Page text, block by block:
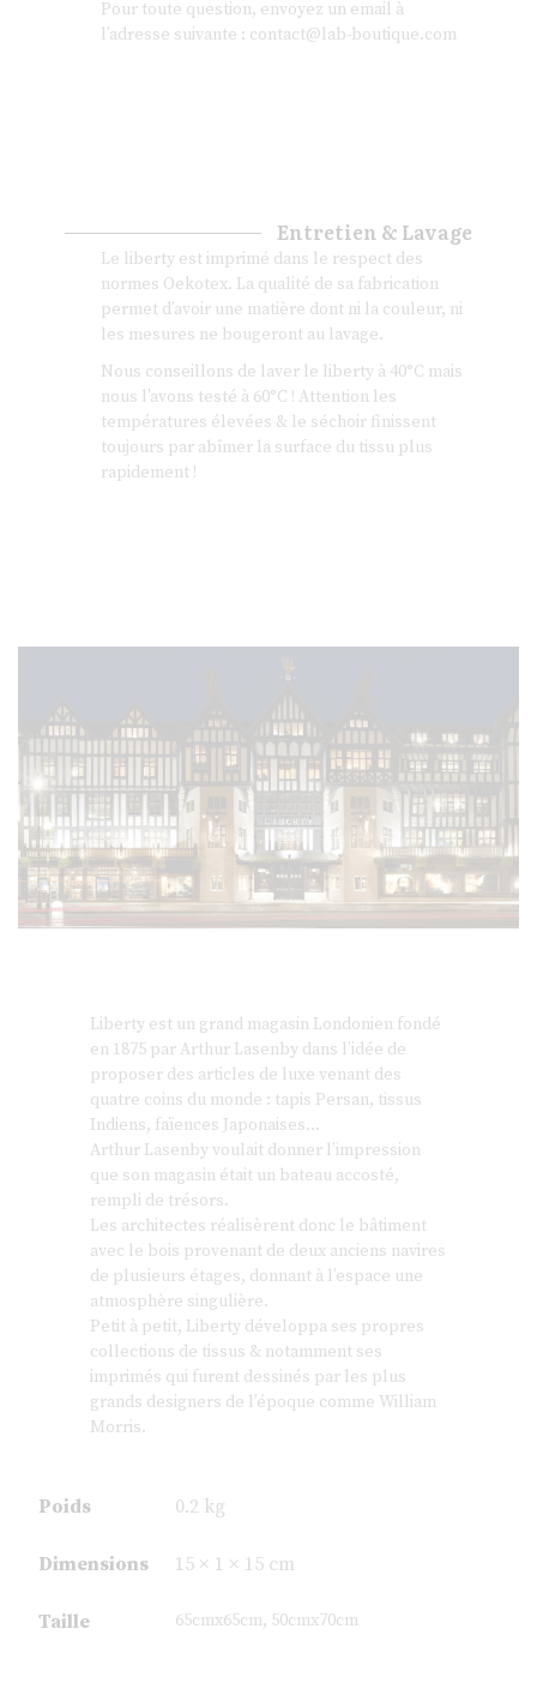
Pour toute question, envoyez un email à
l’adresse suivante : contact@lab-boutique.com
Entretien & Lavage
Le liberty est imprimé dans le respect des
normes Oekotex. La qualité de sa fabrication
permet d’avoir une matière dont ni la couleur, ni
les mesures ne bougeront au lavage.
Nous conseillons de laver le liberty à 40°C mais
nous l’avons testé à 60°C ! Attention les
températures élevées & le séchoir finissent
toujours par abîmer la surface du tissu plus
rapidement !
Liberty est un grand magasin Londonien fondé
en 1875 par Arthur Lasenby dans l’idée de
proposer des articles de luxe venant des
quatre coins du monde : tapis Persan, tissus
Indiens, faïences Japonaises…
Arthur Lasenby voulait donner l’impression
que son magasin était un bateau accosté,
rempli de trésors.
Les architectes réalisèrent donc le bâtiment
avec le bois provenant de deux anciens navires
de plusieurs étages, donnant à l’espace une
atmosphère singulière.
Petit à petit, Liberty développa ses propres
collections de tissus & notamment ses
imprimés qui furent dessinés par les plus
grands designers de l’époque comme William
Morris.
Poids 0.2 kg
Dimensions 15 × 1 × 15 cm
Taille 65cmx65cm, 50cmx70cm